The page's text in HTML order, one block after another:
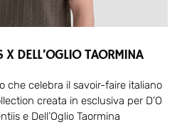
X DELL’OGLIO TAORMINA
che celebra il savoir-faire italiano
creata in esclusiva per D’O
e Dell’Oglio Taormina